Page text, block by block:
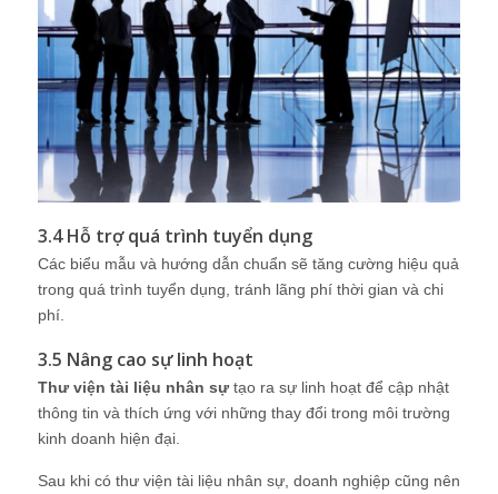
3.4 Hỗ trợ quá trình tuyển dụng
Các biểu mẫu và hướng dẫn chuẩn sẽ tăng cường hiệu quả
trong quá trình tuyển dụng, tránh lãng phí thời gian và chi
phí.
3.5 Nâng cao sự linh hoạt
Thư viện tài liệu nhân sựtạo ra sự linh hoạt để cập nhật
thông tin và thích ứng với những thay đổi trong môi trường
kinh doanh hiện đại.
Sau khi có thư viện tài liệu nhân sự, doanh nghiệp cũng nên